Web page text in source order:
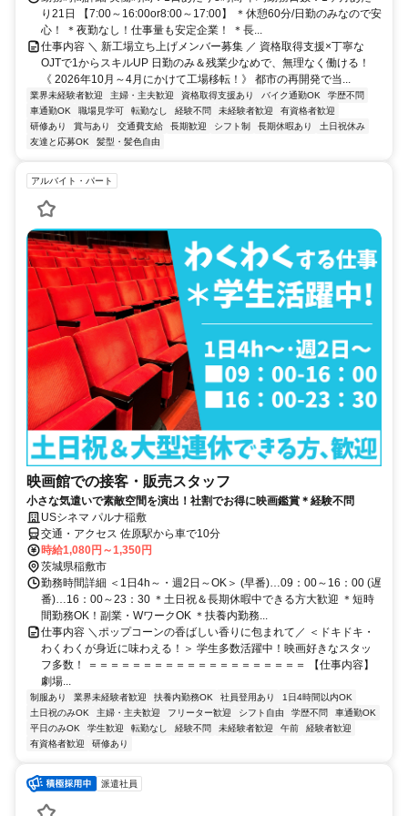
り21日 【7:00～16:00or8:00～17:00】 ＊休憩60分/日勤のみなので安
心！ ＊夜勤なし！仕事量も安定企業！ ＊長...
仕事内容 ＼ 新工場立ち上げメンバー募集 ／ 資格取得支援×丁寧な
OJTで1からスキルUP 日勤のみ＆残業少なめで、無理なく働ける！
《 2026年10月～4月にかけて工場移転！》 都市の再開発で当...
業界未経験者歓迎 主婦・主夫歓迎 資格取得支援あり バイク通勤OK
学歴不問
車通勤OK
職場見学可 転勤なし 経験不問 未経験者歓迎
有資格者歓迎
研修あり
賞与あり 交通費支給 長期歓迎 シフト制 長期休暇あり
土日祝休み
友達と応募OK
髪型・髪色自由
アルバイト・パート
映画館での接客・販売スタッフ
小さな気遣いで素敵空間を演出！社割でお得に映画鑑賞＊経験不問
USシネマ パルナ稲敷
交通・アクセス 佐原駅から車で10分
時給1,080円～1,350円
茨城県稲敷市
勤務時間詳細 ＜1日4h～・週2日～OK＞ (早番)…09：00～16：00 (遅
番)…16：00～23：30 ＊土日祝＆長期休暇中できる方大歓迎 ＊短時
間勤務OK！副業・WワークOK ＊扶養内勤務...
仕事内容 ＼ポップコーンの香ばしい香りに包まれて／ ＜ドキドキ・
わくわくが身近に味わえる！＞ 学生多数活躍中！映画好きなスタッ
フ多数！ ＝＝＝＝＝＝＝＝＝＝＝＝＝＝＝＝＝＝＝＝ 【仕事内容】
劇場...
制服あり 業界未経験者歓迎 扶養内勤務OK 社員登用あり
1日4時間以内OK
土日祝のみOK
主婦・主夫歓迎 フリーター歓迎 シフト自由 学歴不問
車通勤OK
平日のみOK
学生歓迎 転勤なし 経験不問 未経験者歓迎 午前
経験者歓迎
有資格者歓迎
研修あり
派遣社員